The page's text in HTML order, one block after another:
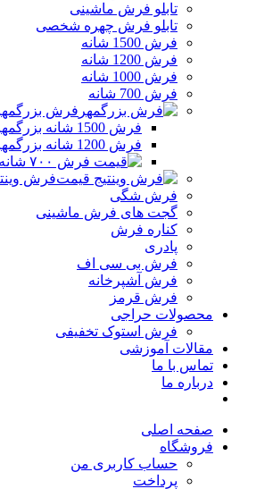
تابلو فرش ماشینی
تابلو فرش چهره شخصی
فرش 1500 شانه
فرش 1200 شانه
فرش 1000 شانه
فرش 700 شانه
فرش
فرش 1500 شانه بزرگمهر
فرش 1200 شانه بزرگمهر
فرش
فرش شگی
گجت های فرش ماشینی
کناره فرش
پادری
فرش بی سی اف
فرش آشپرخانه
فرش قرمز
محصولات حراجی
فرش استوک تخفیفی
مقالات آموزشی
تماس با ما
درباره ما
صفحه اصلی
فروشگاه
حساب کاربری من
پرداخت